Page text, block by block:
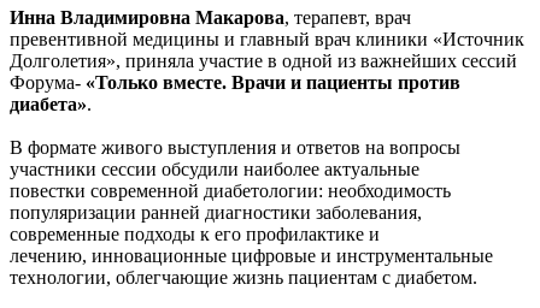
Инна Владимировна Макарова, терапевт, врач
превентивной медицины и главный врач клиники «Источник
Долголетия», приняла участие в одной из важнейших сессий
Форума- «Только вместе. Врачи и пациенты против
диабета».
В формате живого выступления и ответов на вопросы
участники сессии обсудили наиболее актуальные
повестки современной диабетологии: необходимость
популяризации ранней диагностики заболевания,
современные подходы к его профилактике и
лечению, инновационные цифровые и инструментальные
технологии, облегчающие жизнь пациентам с диабетом.